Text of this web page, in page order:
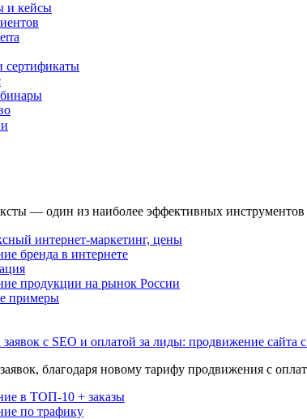
и кейсы
— один из наиболее эффективных инструментов
интернет-маркетинг, цены
бренда в интернете
продукции на рынок России
примеры
заявок с SEO и оплатой за лиды: продвижение сайта
благодаря новому тарифу продвижения с
в ТОП-10 + заказы
по трафику